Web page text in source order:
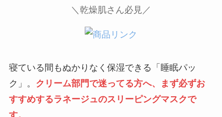
＼ 乾燥肌さん必見／
寝ている間もぬかりなく保湿できる「睡眠パッ
ク」。 クリーム部門で迷ってる方へ、まず必ずお
すすめするラネージュのスリーピングマスクで